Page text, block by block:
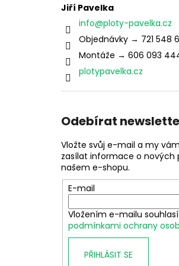
Jiří Pavelka
info@ploty-pavelka.cz
Objednávky → 721 548
Montáže → 606 093
plotypavelka.cz
Odebírat
Vložte svůj e-mail a my
zasílat informace o nových
našem e-shopu.
E-mail
Vložením e-mailu
podmínkami ochrany
PŘIHLÁSIT SE